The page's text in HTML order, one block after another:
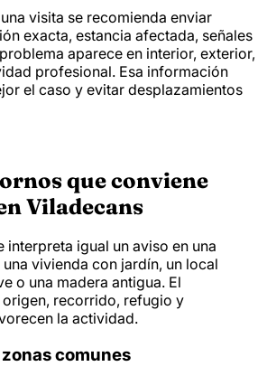
visita se recomienda enviar
exacta, estancia afectada, señales
aparece en interior, exterior,
profesional. Esa información
el caso y evitar desplazamientos
que conviene
Viladecans
interpreta igual un aviso en una
vivienda con jardín, un local
o una madera antigua. El
recorrido, refugio y
la actividad.
comunes